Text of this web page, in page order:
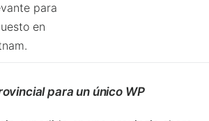
para
en
para un único WP